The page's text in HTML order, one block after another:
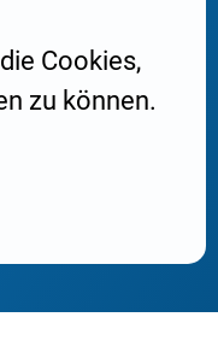
Cookies,
zu können.